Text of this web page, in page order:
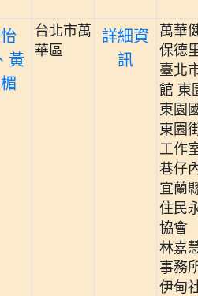
黃
台北市萬
華區
詳細資
訊
萬華
保德
臺北
館 東
東園
東園
工作
巷仔
宜蘭
住民
協會
林嘉
事務
伊甸